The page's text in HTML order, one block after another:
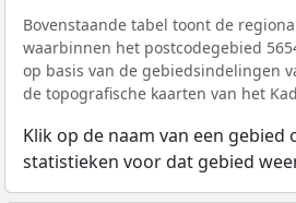
Bovenstaande tabel toont de
waarbinnen het postcodegebied
op basis van de gebiedsindelingen
de topografische kaarten van het
Klik op de naam van een gebied
statistieken voor dat gebied